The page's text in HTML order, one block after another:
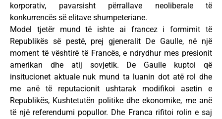
korporativ, pavarsisht përrallave neoliberale të
konkurrencës së elitave shumpeteriane.
Model tjetër mund të ishte ai francez i formimit të
Republikës së pestë, prej gjeneralit De Gaulle, në një
moment të vështirë të Francës, e ndrydhur mes presionit
amerikan dhe atij sovjetik. De Gaulle kuptoi që
insitucionet aktuale nuk mund ta luanin dot atë rol dhe
me anë të reputacionit ushtarak modifikoi asetin e
Republikës, Kushtetutën politike dhe ekonomike, me anë
të një referendumi popullor. Dhe Franca rifitoi rolin e saj